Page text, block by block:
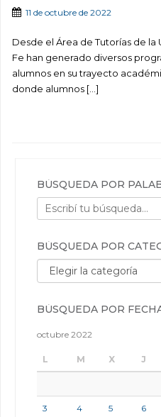
11 de octubre de 2022
Desde el Área de Tutorías de
Fe han generado diversos
alumnos en su trayecto
donde alumnos […]
BÚSQUEDA POR
BÚSQUEDA POR
Búsqueda por categorías:
BÚSQUEDA POR
octubre 2022
L M X J
3 4 5 6